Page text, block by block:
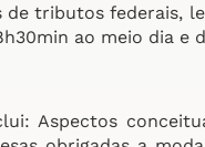
tributos federais,
ao meio dia e
Aspectos